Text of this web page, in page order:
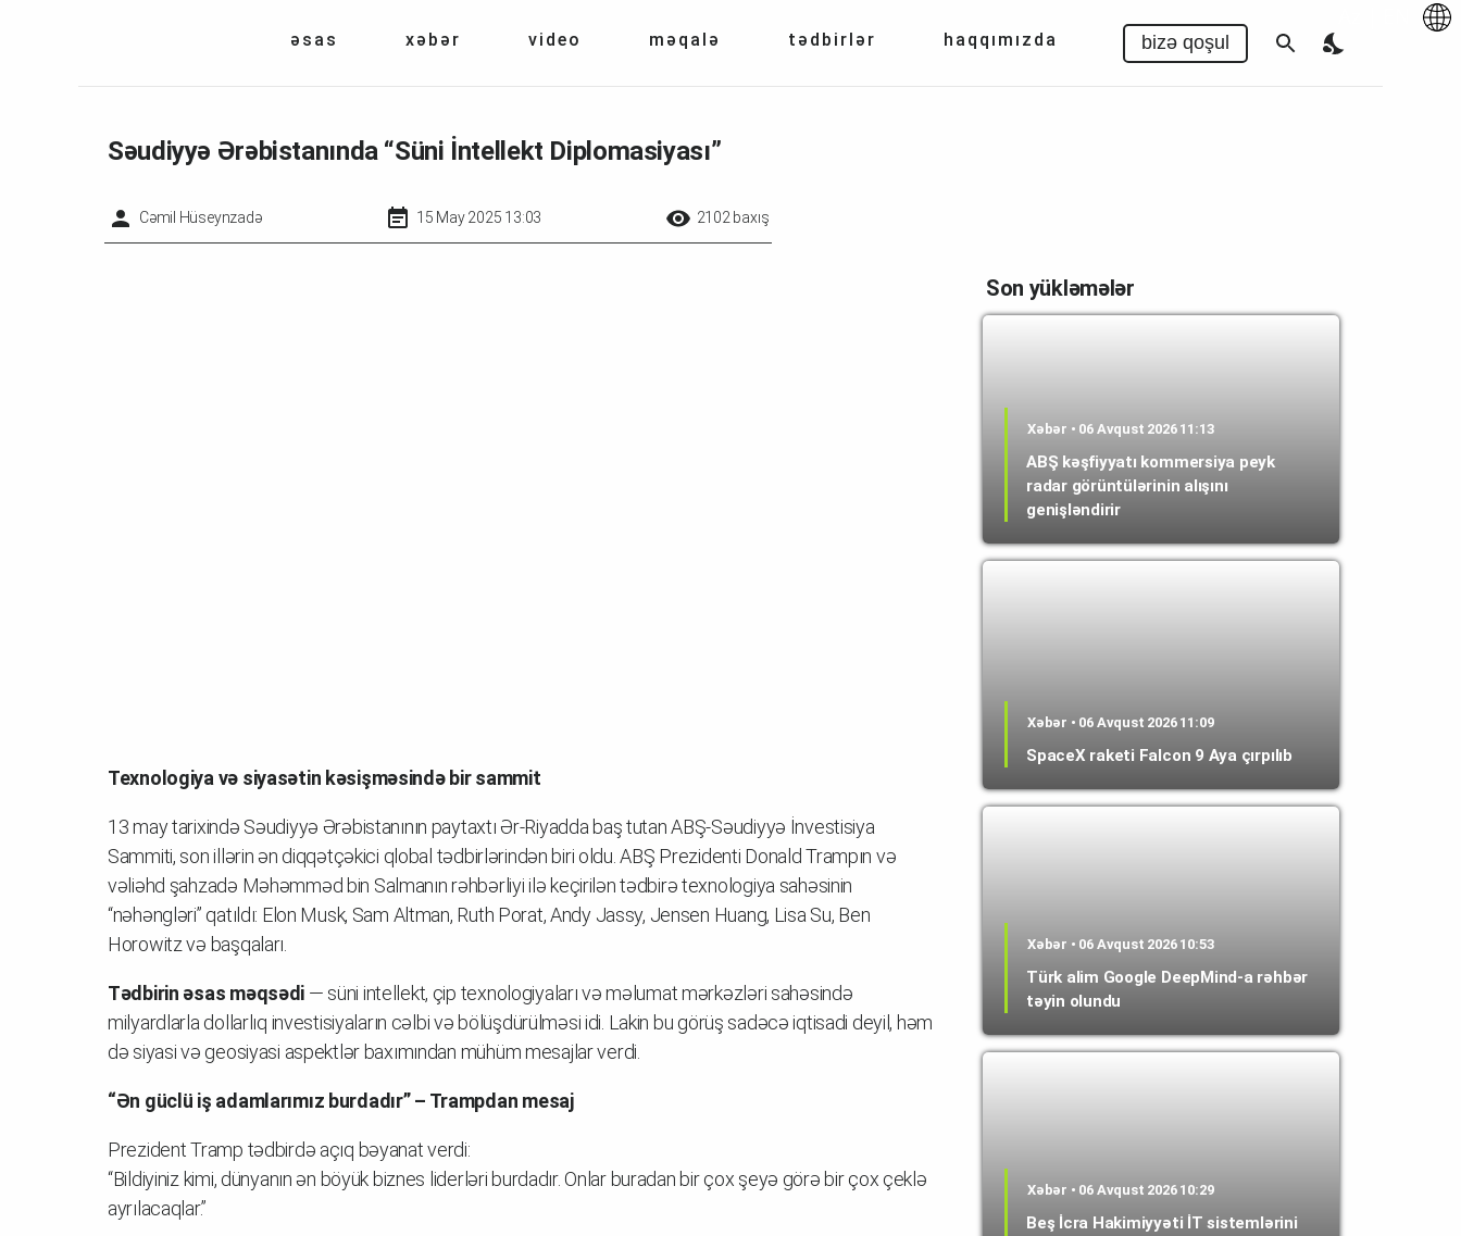
əsas xəbər video məqalə tədbirlər haqqımızda bizə qoşul
Səudiyyə Ərəbistanında “Süni İntellekt Diplomasiyası”
Cəmil Hüseynzadə 15 May 2025 13:03 2102 baxış
Texnologiya və siyasətin kəsişməsində bir sammit
13 may tarixində Səudiyyə Ərəbistanının paytaxtı Ər-Riyadda baş tutan ABŞ-Səudiyyə İnvestisiya
Sammiti, son illərin ən diqqətçəkici qlobal tədbirlərindən biri oldu. ABŞ Prezidenti Donald Trampın və
vəliəhd şahzadə Məhəmməd bin Salmanın rəhbərliyi ilə keçirilən tədbirə texnologiya sahəsinin
“nəhəngləri” qatıldı: Elon Musk, Sam Altman, Ruth Porat, Andy Jassy, Jensen Huang, Lisa Su, Ben
Horowitz və başqaları.
Tədbirin əsas məqsədi — süni intellekt, çip texnologiyaları və məlumat mərkəzləri sahəsində
milyardlarla dollarlıq investisiyaların cəlbi və bölüşdürülməsi idi. Lakin bu görüş sadəcə iqtisadi deyil, həm
də siyasi və geosiyasi aspektlər baxımından mühüm mesajlar verdi.
“Ən güclü iş adamlarımız burdadır” – Trampdan mesaj
Prezident Tramp tədbirdə açıq bəyanat verdi:
“Bildiyiniz kimi, dünyanın ən böyük biznes liderləri burdadır. Onlar buradan bir çox şeyə görə bir çox çeklə
ayrılacaqlar.”
Son yükləmələr
Xəbər • 06 Avqust 2026 11:13
ABŞ kəşfiyyatı kommersiya peyk
radar görüntülərinin alışını
genişləndirir
Xəbər • 06 Avqust 2026 11:09
SpaceX raketi Falcon 9 Aya çırpılıb
Xəbər • 06 Avqust 2026 10:53
Türk alim Google DeepMind-a rəhbər
təyin olundu
Xəbər • 06 Avqust 2026 10:29
Beş İcra Hakimiyyəti İT sistemlərini